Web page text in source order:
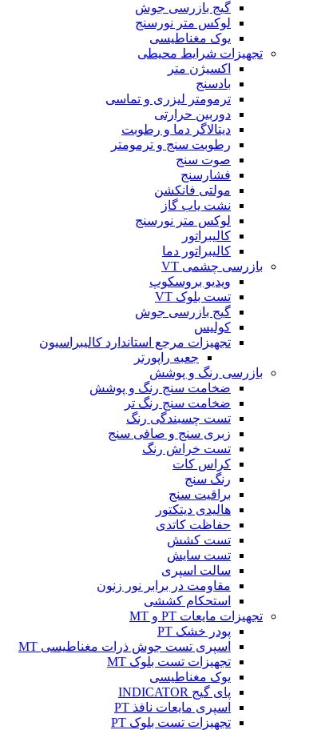
گیج بازرسی جوش
لوکس متر نورسنج
یوک مغناطیسی
تجهیزات شرایط محیطی
اکسیژن متر
بادسنج
ترمومتر لیزری و تماسی
دوربین حرارتی
دیتالاگر دما و رطوبت
رطوبت سنج و ترمومتر
صوت سنج
فشارسنج
مولتی فانکشن
نشت یاب گاز
لوکس متر نورسنج
کالیبراتور
کالیبراتور دما
بازرسی چشمی VT
ویدیو بروسکوپ
تست بلوک VT
گیج بازرسی جوش
کولیس
تجهیزات مرجع استاندارد کالیبراسیون
جعبه راپورتر
بازرسی رنگ و پوشش
ضخامت سنج رنگ و پوشش
ضخامت سنج رنگ تر
تست چسبندگی رنگ
زبری سنج و صافی سنج
تست خراش رنگ
کراس کات
رنگ سنج
براقیت سنج
هالیدی دیتکتور
حفاظت کاتدی
تست کشش
تست سایش
سالت اسپری
مقاومت در برابر نور زنون
استحکام کششی
تجهیزات مایعات PT و MT
پودر خشک PT
اسپری تست جوش ذرات مغناطیسی MT
تجهیزات تست بلوک MT
یوک مغناطیسی
پای گیج INDICATOR
اسپری مایعات نافذ PT
تجهیزات تست بلوک PT